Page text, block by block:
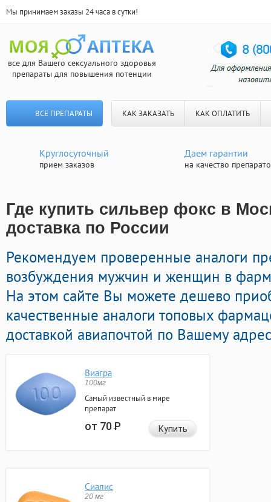
Мы принимаем заказы 24 часа в сутки!
все для Вашего сексуального здоровья
препараты для повышения потенции
ВСЕ ПРЕПАРАТЫ КАК ЗАКАЗАТЬ КАК ОПЛАТИТЬ
Круглосуточный
прием заказов
Даем гарантии
на качество
Где купить сильвер фокс в
доставка по России
Рекомендуем проверенные аналоги
возбуждения мужчин и женщин в
На этом сайте Вы можете дешево
качественные аналоги топовых
доставкой авиапочтой по Вашему
Виагра
100мг
Самый известный в мире
препарат
от 70Р Купить
Сиалис
20 мг